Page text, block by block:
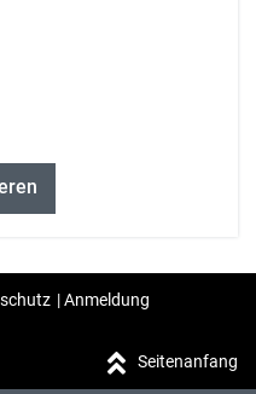
|Anmeldung
Seitenanfang